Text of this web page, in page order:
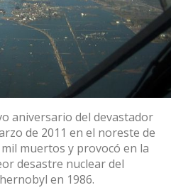
aniversario del devastador
de 2011 en el noreste de
muertos y provocó en la
desastre nuclear del
en 1986.